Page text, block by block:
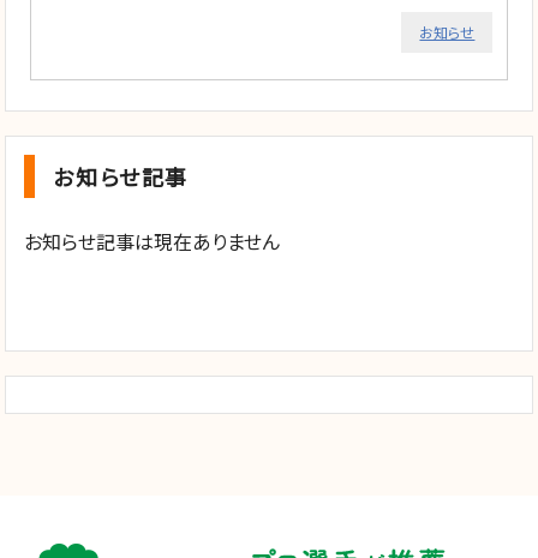
お知らせ
お知らせ記事
お知らせ記事は現在ありません